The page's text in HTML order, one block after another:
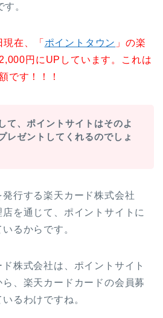
。
在、「 ポイントタウン 」の楽
円にUPしています。これは
です！！！
て、ポイントサイトはそのよ
レゼントしてくれるのでしょ
行する楽天カード株式会社
を通じて、ポイントサイトに
るからです。
株式会社は、ポイントサイト
、楽天カードカードの会員募
るわけですね。